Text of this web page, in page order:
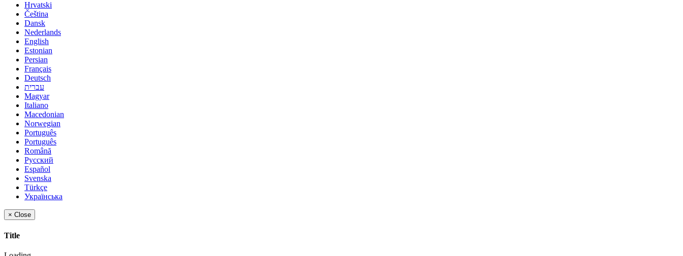
Hrvatski
Čeština
Dansk
Nederlands
English
Estonian
Persian
Français
Deutsch
עברית
Magyar
Italiano
Macedonian
Norwegian
Português
Português
Română
Русский
Español
Svenska
Türkçe
Українська
× Close
Title